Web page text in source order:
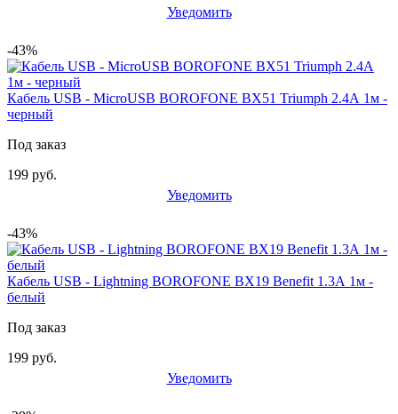
Уведомить
-43%
Кабель USB - MicroUSB BOROFONE BX51 Triumph 2.4А 1м -
черный
Под заказ
199 руб.
Уведомить
-43%
Кабель USB - Lightning BOROFONE BX19 Benefit 1.3А 1м -
белый
Под заказ
199 руб.
Уведомить